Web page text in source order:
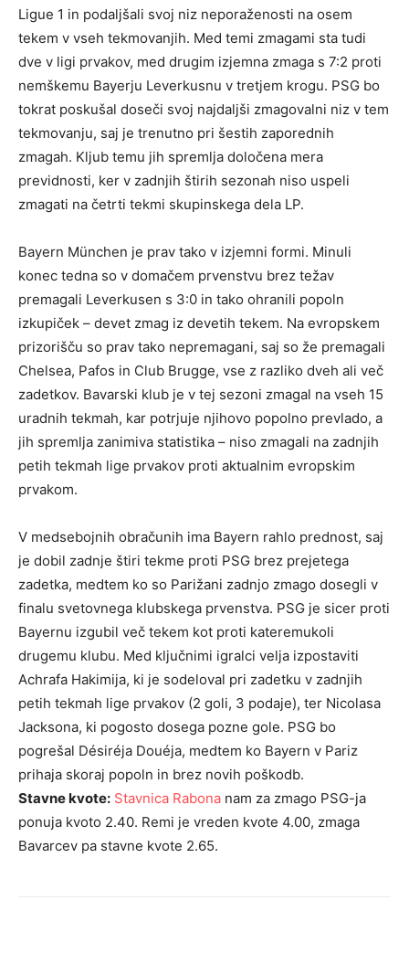
Ligue 1 in podaljšali svoj niz neporaženosti na osem
tekem v vseh tekmovanjih. Med temi zmagami sta tudi
dve v ligi prvakov, med drugim izjemna zmaga s 7:2 proti
nemškemu Bayerju Leverkusnu v tretjem krogu. PSG bo
tokrat poskušal doseči svoj najdaljši zmagovalni niz v tem
tekmovanju, saj je trenutno pri šestih zaporednih
zmagah. Kljub temu jih spremlja določena mera
previdnosti, ker v zadnjih štirih sezonah niso uspeli
zmagati na četrti tekmi skupinskega dela LP.
Bayern München je prav tako v izjemni formi. Minuli
konec tedna so v domačem prvenstvu brez težav
premagali Leverkusen s 3:0 in tako ohranili popoln
izkupiček – devet zmag iz devetih tekem. Na evropskem
prizorišču so prav tako nepremagani, saj so že premagali
Chelsea, Pafos in Club Brugge, vse z razliko dveh ali več
zadetkov. Bavarski klub je v tej sezoni zmagal na vseh 15
uradnih tekmah, kar potrjuje njihovo popolno prevlado, a
jih spremlja zanimiva statistika – niso zmagali na zadnjih
petih tekmah lige prvakov proti aktualnim evropskim
prvakom.
V medsebojnih obračunih ima Bayern rahlo prednost, saj
je dobil zadnje štiri tekme proti PSG brez prejetega
zadetka, medtem ko so Parižani zadnjo zmago dosegli v
finalu svetovnega klubskega prvenstva. PSG je sicer proti
Bayernu izgubil več tekem kot proti kateremukoli
drugemu klubu. Med ključnimi igralci velja izpostaviti
Achrafa Hakimija, ki je sodeloval pri zadetku v zadnjih
petih tekmah lige prvakov (2 goli, 3 podaje), ter Nicolasa
Jacksona, ki pogosto dosega pozne gole. PSG bo
pogrešal Désiréja Douéja, medtem ko Bayern v Pariz
prihaja skoraj popoln in brez novih poškodb.
Stavne kvote: Stavnica Rabona nam za zmago PSG-ja
ponuja kvoto 2.40. Remi je vreden kvote 4.00, zmaga
Bavarcev pa stavne kvote 2.65.